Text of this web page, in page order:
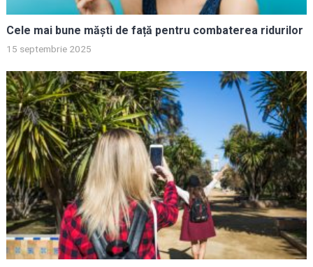
Cele mai bune măști de față pentru combaterea ridurilor
15 septembrie 2025